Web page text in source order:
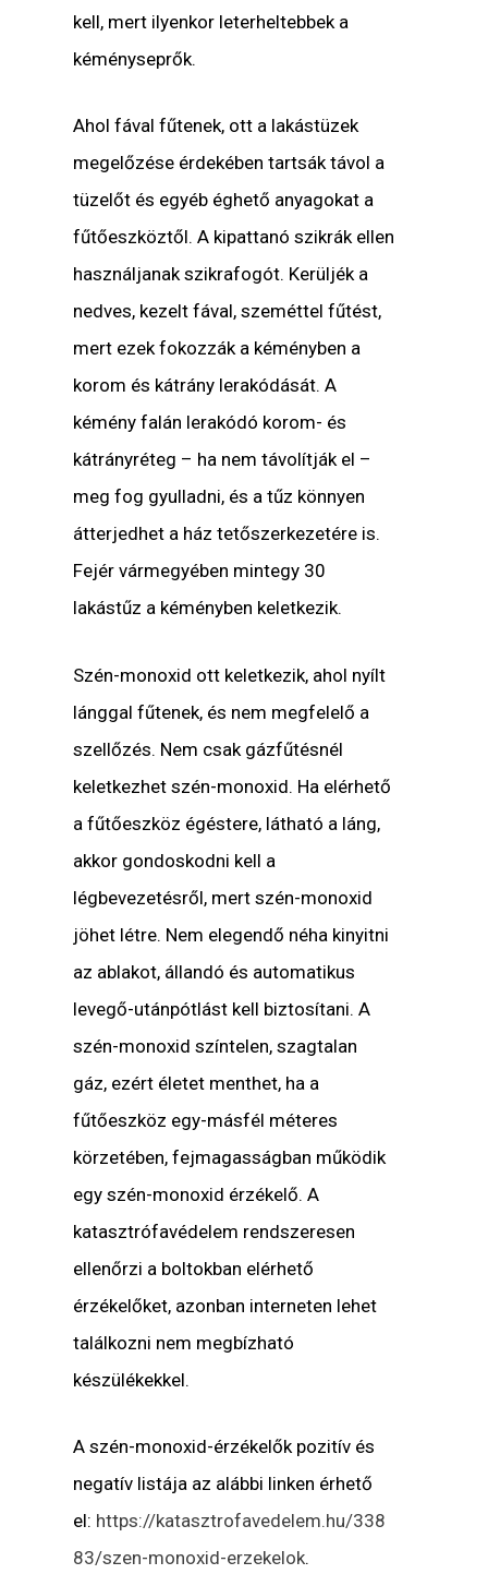
kell, mert ilyenkor leterheltebbek a
kéményseprők.
Ahol fával fűtenek, ott a lakástüzek
megelőzése érdekében tartsák távol a
tüzelőt és egyéb éghető anyagokat a
fűtőeszköztől. A kipattanó szikrák ellen
használjanak szikrafogót. Kerüljék a
nedves, kezelt fával, szeméttel fűtést,
mert ezek fokozzák a kéményben a
korom és kátrány lerakódását. A
kémény falán lerakódó korom- és
kátrányréteg – ha nem távolítják el –
meg fog gyulladni, és a tűz könnyen
átterjedhet a ház tetőszerkezetére is.
Fejér vármegyében mintegy 30
lakástűz a kéményben keletkezik.
Szén-monoxid ott keletkezik, ahol nyílt
lánggal fűtenek, és nem megfelelő a
szellőzés. Nem csak gázfűtésnél
keletkezhet szén-monoxid. Ha elérhető
a fűtőeszköz égéstere, látható a láng,
akkor gondoskodni kell a
légbevezetésről, mert szén-monoxid
jöhet létre. Nem elegendő néha kinyitni
az ablakot, állandó és automatikus
levegő-utánpótlást kell biztosítani. A
szén-monoxid színtelen, szagtalan
gáz, ezért életet menthet, ha a
fűtőeszköz egy-másfél méteres
körzetében, fejmagasságban működik
egy szén-monoxid érzékelő. A
katasztrófavédelem rendszeresen
ellenőrzi a boltokban elérhető
érzékelőket, azonban interneten lehet
találkozni nem megbízható
készülékekkel.
A szén-monoxid-érzékelők pozitív és
negatív listája az alábbi linken érhető
el: https://katasztrofavedelem.hu/338
83/szen-monoxid-erzekelok.